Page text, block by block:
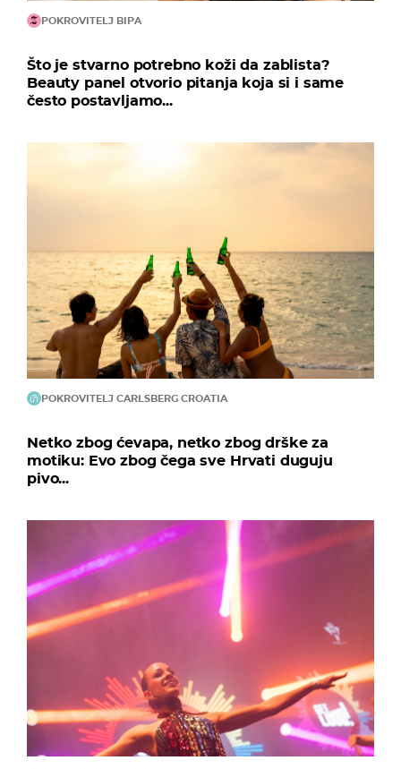
POKROVITELJ BIPA
Što je stvarno potrebno koži da zablista?
Beauty panel otvorio pitanja koja si i same
često postavljamo...
POKROVITELJ CARLSBERG CROATIA
Netko zbog ćevapa, netko zbog drške za
motiku: Evo zbog čega sve Hrvati duguju
pivo...